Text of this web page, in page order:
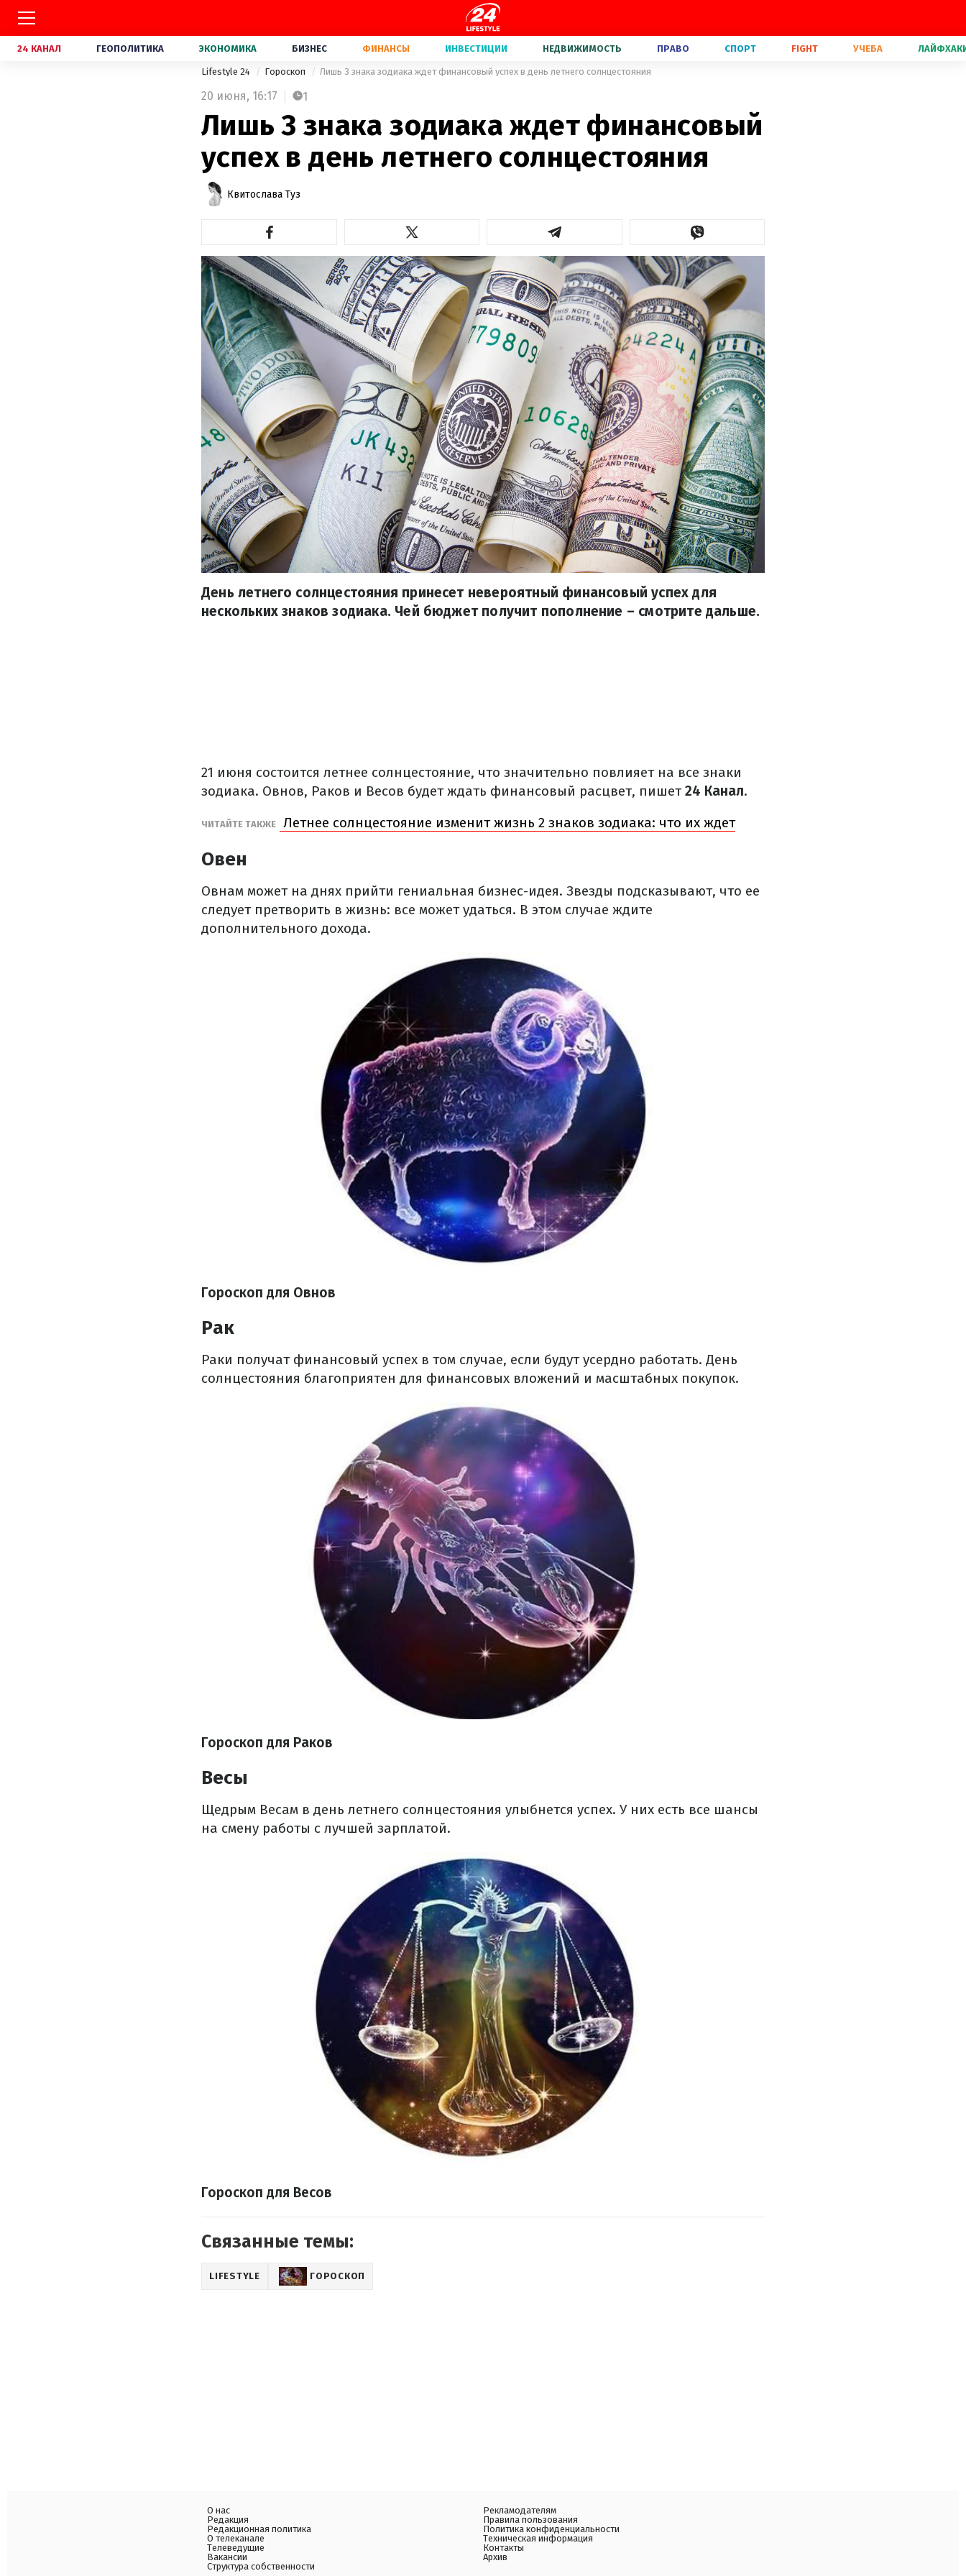
24 КАНАЛ ГЕОПОЛИТИКА ЭКОНОМИКА БИЗНЕС ФИНАНСЫ ИНВЕСТИЦИИ НЕДВИЖИМОСТЬ ПРАВО СПОРТ FIGHT УЧЕБА
Lifestyle 24 Гороскоп Лишь 3 знака зодиака ждет финансовый успех в день летнего солнцестояния
20 июня, 16:17 1
Лишь 3 знака зодиака ждет финансовый
успех в день летнего солнцестояния
Квитослава Туз
День летнего солнцестояния принесет невероятный финансовый успех для
нескольких знаков зодиака. Чей бюджет получит пополнение – смотрите дальше.
21 июня состоится летнее солнцестояние, что значительно повлияет на все знаки
зодиака. Овнов, Раков и Весов будет ждать финансовый расцвет, пишет24 Канал.
ЧИТАЙТЕ ТАКЖЕ Летнее солнцестояние изменит жизнь 2 знаков зодиака: что их ждет
Овен
Овнам может на днях прийти гениальная бизнес-идея. Звезды подсказывают, что ее
следует претворить в жизнь: все может удаться. В этом случае ждите
дополнительного дохода.
Гороскоп для Овнов
Рак
Раки получат финансовый успех в том случае, если будут усердно работать. День
солнцестояния благоприятен для финансовых вложений и масштабных покупок.
Гороскоп для Раков
Весы
Щедрым Весам в день летнего солнцестояния улыбнется успех. У них есть все шансы
на смену работы с лучшей зарплатой.
Гороскоп для Весов
Связанные темы:
LIFESTYLE ГОРОСКОП
О нас
Редакция
Редакционная политика
О телеканале
Телеведущие
Вакансии
Структура собственности
Рекламодателям
Правила пользования
Политика конфиденциальности
Техническая информация
Контакты
Архив